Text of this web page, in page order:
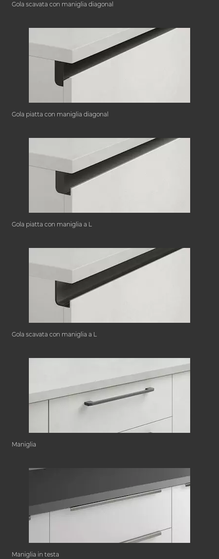
Gola scavata con maniglia diagonal
Gola piatta con maniglia diagonal
Gola piatta con maniglia a L
Gola scavata con maniglia a L
Maniglia
Maniglia in testa